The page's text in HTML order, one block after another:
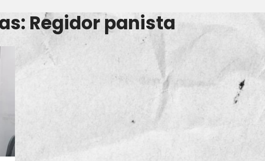
Regidor panista